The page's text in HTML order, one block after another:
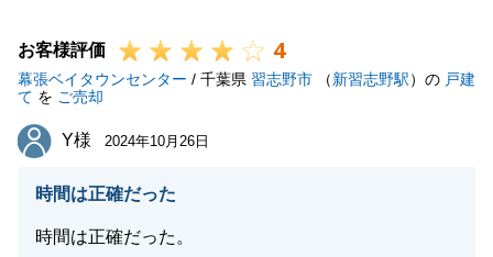
お客様評価 4
幕張ベイタウンセンター / 千葉県 習志野市 （新習志野駅）の 戸建
て を ご売却
Y様
Y様 2024年10月26日
時間は正確だった
時間は正確だった。